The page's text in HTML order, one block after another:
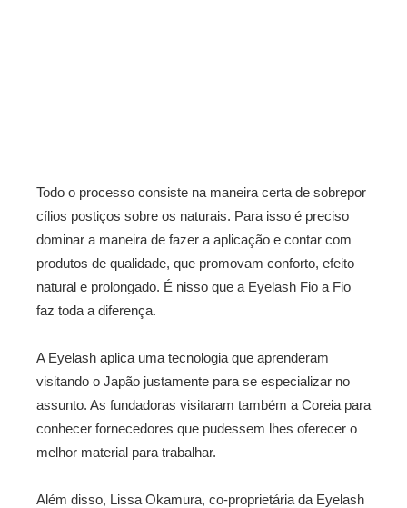
Todo o processo consiste na maneira certa de sobrepor
cílios postiços sobre os naturais. Para isso é preciso
dominar a maneira de fazer a aplicação e contar com
produtos de qualidade, que promovam conforto, efeito
natural e prolongado. É nisso que a Eyelash Fio a Fio
faz toda a diferença.
A Eyelash aplica uma tecnologia que aprenderam
visitando o Japão justamente para se especializar no
assunto. As fundadoras visitaram também a Coreia para
conhecer fornecedores que pudessem lhes oferecer o
melhor material para trabalhar.
Além disso, Lissa Okamura, co-proprietária da Eyelash